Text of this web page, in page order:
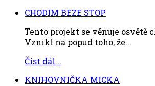
CHODIM BEZE STOP
Tento projekt se věnuje osvětě
Vznikl na popud toho, že...
Číst dál...
KNIHOVNIČKA MICKA